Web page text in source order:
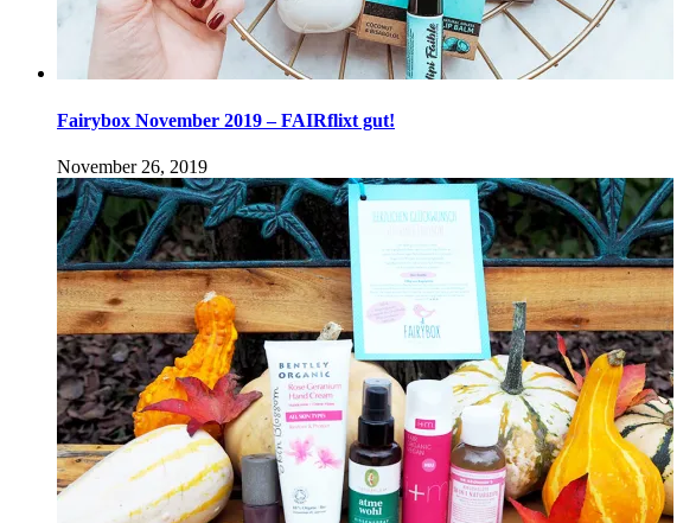
Fairybox November 2019 – FAIRflixt gut!
November 26, 2019